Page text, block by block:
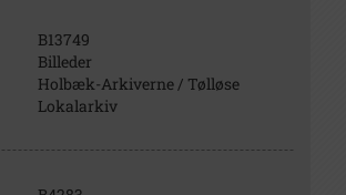
B13749
Billeder
Holbæk-Arkiverne / Tølløse
Lokalarkiv